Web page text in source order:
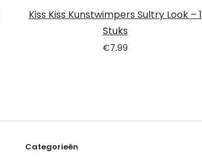
Kiss Kiss Kunstwimpers Sultry Look – 1
Stuks
€7.99
Categorieën